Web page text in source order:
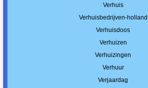
Verhuis
Verhuisbedrijven-holland
Verhuisdoos
Verhuizen
Verhuizingen
Verhuur
Verjaardag